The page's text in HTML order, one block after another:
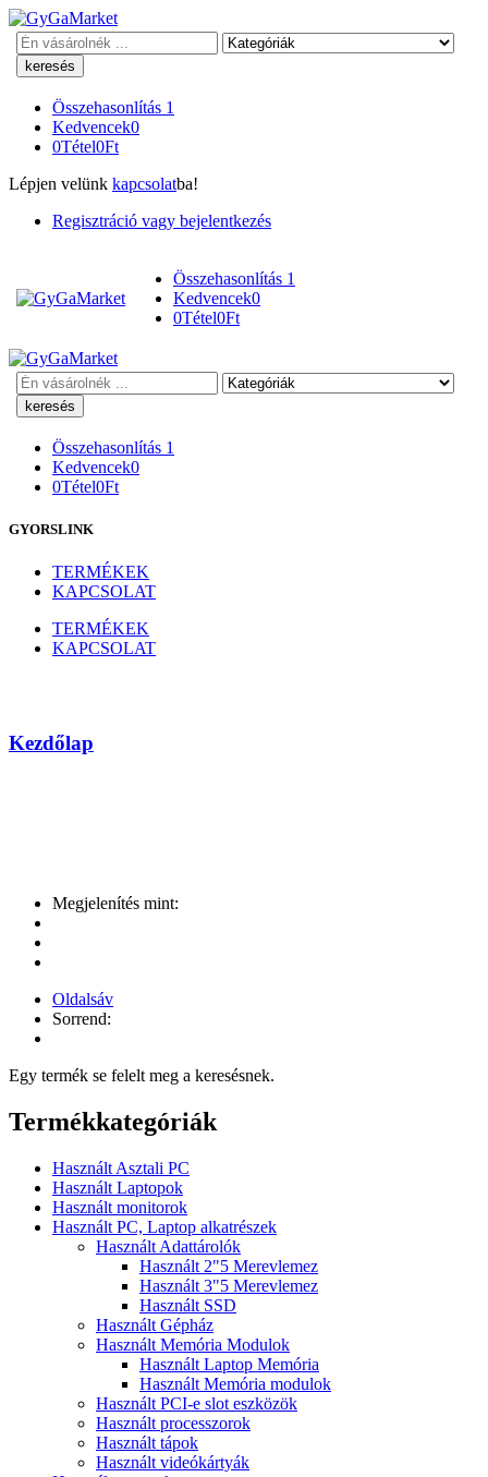
Keresés
Összehasonlítás 1
Kedvencek0
0Tétel0Ft
Lépjen velünk kapcsolatba!
Regisztráció vagy bejelentkezés
Összehasonlítás 1
Kedvencek0
0Tétel0Ft
Keresés
Összehasonlítás 1
Kedvencek0
0Tétel0Ft
GYORSLINK
TERMÉKEK
KAPCSOLAT
TERMÉKEK
KAPCSOLAT
Kezdőlap
Megjelenítés mint:
Oldalsáv
Sorrend:
Egy termék se felelt meg a keresésnek.
Termékkategóriák
Használt Asztali PC
Használt Laptopok
Használt monitorok
Használt PC, Laptop alkatrészek
Használt Adattárolók
Használt 2"5 Merevlemez
Használt 3"5 Merevlemez
Használt SSD
Használt Gépház
Használt Memória Modulok
Használt Laptop Memória
Használt Memória modulok
Használt PCI-e slot eszközök
Használt processzorok
Használt tápok
Használt videókártyák